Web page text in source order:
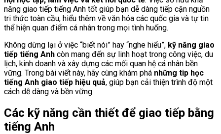
năng giao tiếp tiếng Anh tốt giúp bạn dễ dàng tiếp cận nguồn
tri thức toàn cầu, hiểu thêm về văn hóa các quốc gia và tự tin
thể hiện quan điểm cá nhân trong mọi tình huống.
Không dừng lại ở việc “biết nói” hay “nghe hiểu”, kỹ năng giao
tiếp tiếng Anh còn mang đến sự linh hoạt trong công việc, du
lịch, kinh doanh và xây dựng các mối quan hệ cá nhân bền
vững. Trong bài viết này, hãy cùng khám phá những tip học
tiếng Anh giao tiếp hiệu quả, giúp bạn cải thiện trình độ một
cách dễ dàng và bền vững.
Các kỹ năng cần thiết để giao tiếp bằng
tiếng Anh